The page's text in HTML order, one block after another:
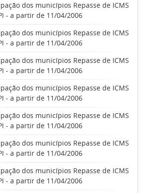
dos municípios Repasse de ICMS
- a partir de 11/04/2006
dos municípios Repasse de ICMS
- a partir de 11/04/2006
dos municípios Repasse de ICMS
- a partir de 11/04/2006
dos municípios Repasse de ICMS
- a partir de 11/04/2006
dos municípios Repasse de ICMS
- a partir de 11/04/2006
dos municípios Repasse de ICMS
- a partir de 11/04/2006
dos municípios Repasse de ICMS
- a partir de 11/04/2006